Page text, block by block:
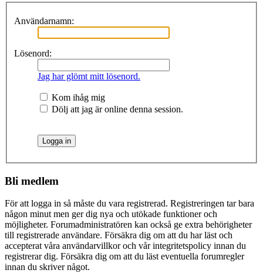
Användarnamn:
Lösenord:
Jag har glömt mitt lösenord.
Kom ihåg mig
Dölj att jag är online denna session.
Bli medlem
För att logga in så måste du vara registrerad. Registreringen tar bara
någon minut men ger dig nya och utökade funktioner och
möjligheter. Forumadministratören kan också ge extra behörigheter
till registrerade användare. Försäkra dig om att du har läst och
accepterat våra användarvillkor och vår integritetspolicy innan du
registrerar dig. Försäkra dig om att du läst eventuella forumregler
innan du skriver något.